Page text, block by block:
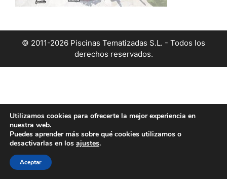
© 2011-2026 Piscinas Tematizadas S.L. - Todos los
derechos reservados.
Utilizamos cookies para ofrecerte la mejor experiencia en
nuestra web.
Puedes aprender más sobre qué cookies utilizamos o
desactivarlas en los ajustes.
Aceptar